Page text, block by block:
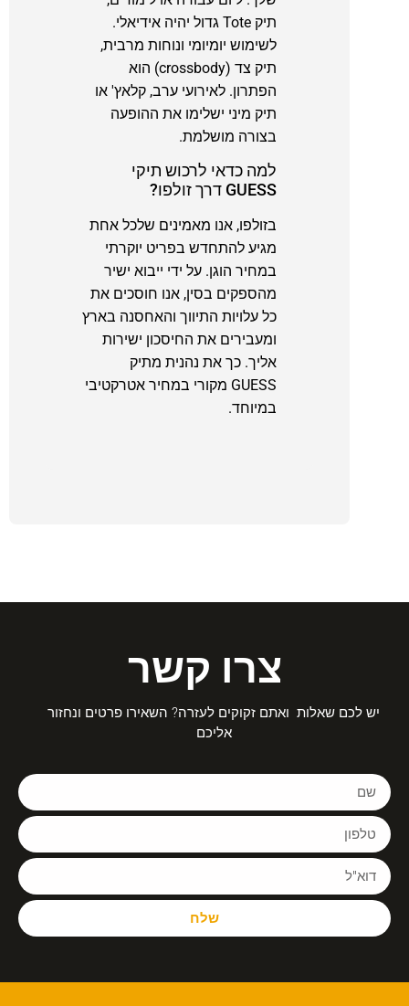
תיק Tote גדול יהיה אידיאלי.
לשימוש יומיומי ונוחות מרבית,
תיק צד (crossbody) הוא
הפתרון. לאירועי ערב, קלאץ' או
תיק מיני ישלימו את ההופעה
בצורה מושלמת.
למה כדאי לרכוש תיקי
GUESS דרך זולפו?
בזולפו, אנו מאמינים שלכל אחת
מגיע להתחדש בפריט יוקרתי
במחיר הוגן. על ידי ייבוא ישיר
מהספקים בסין, אנו חוסכים את
כל עלויות התיווך והאחסנה בארץ
ומעבירים את החיסכון ישירות
אליך. כך את נהנית מתיק
GUESS מקורי במחיר אטרקטיבי
במיוחד.
צרו קשר
יש לכם שאלות ואתם זקוקים לעזרה? השאירו פרטים ונחזור
אליכם
שלח